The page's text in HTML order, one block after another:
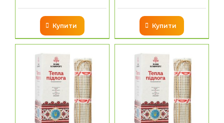
Купити Купити